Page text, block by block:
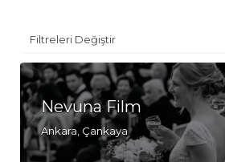
Filtreleri Değiştir
Nevuna Film
Ankara, Çankaya